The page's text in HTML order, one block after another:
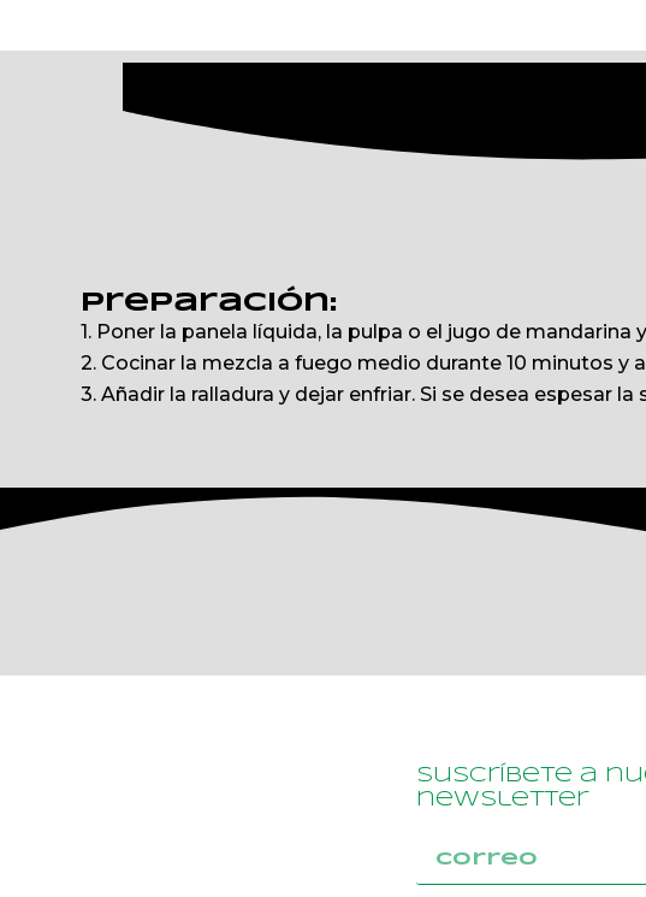
Preparación:
1. Poner la panela líquida, la pulpa o el jugo de mandarina
2. Cocinar la mezcla a fuego medio durante 10 minutos y
3. Añadir la ralladura y dejar enfriar. Si se desea espesar
Suscríbete a
newsletter